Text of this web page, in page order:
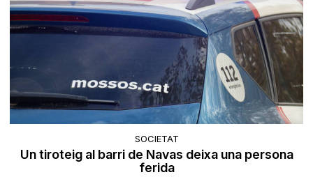
SOCIETAT
Un tiroteig al barri de Navas deixa una persona
ferida